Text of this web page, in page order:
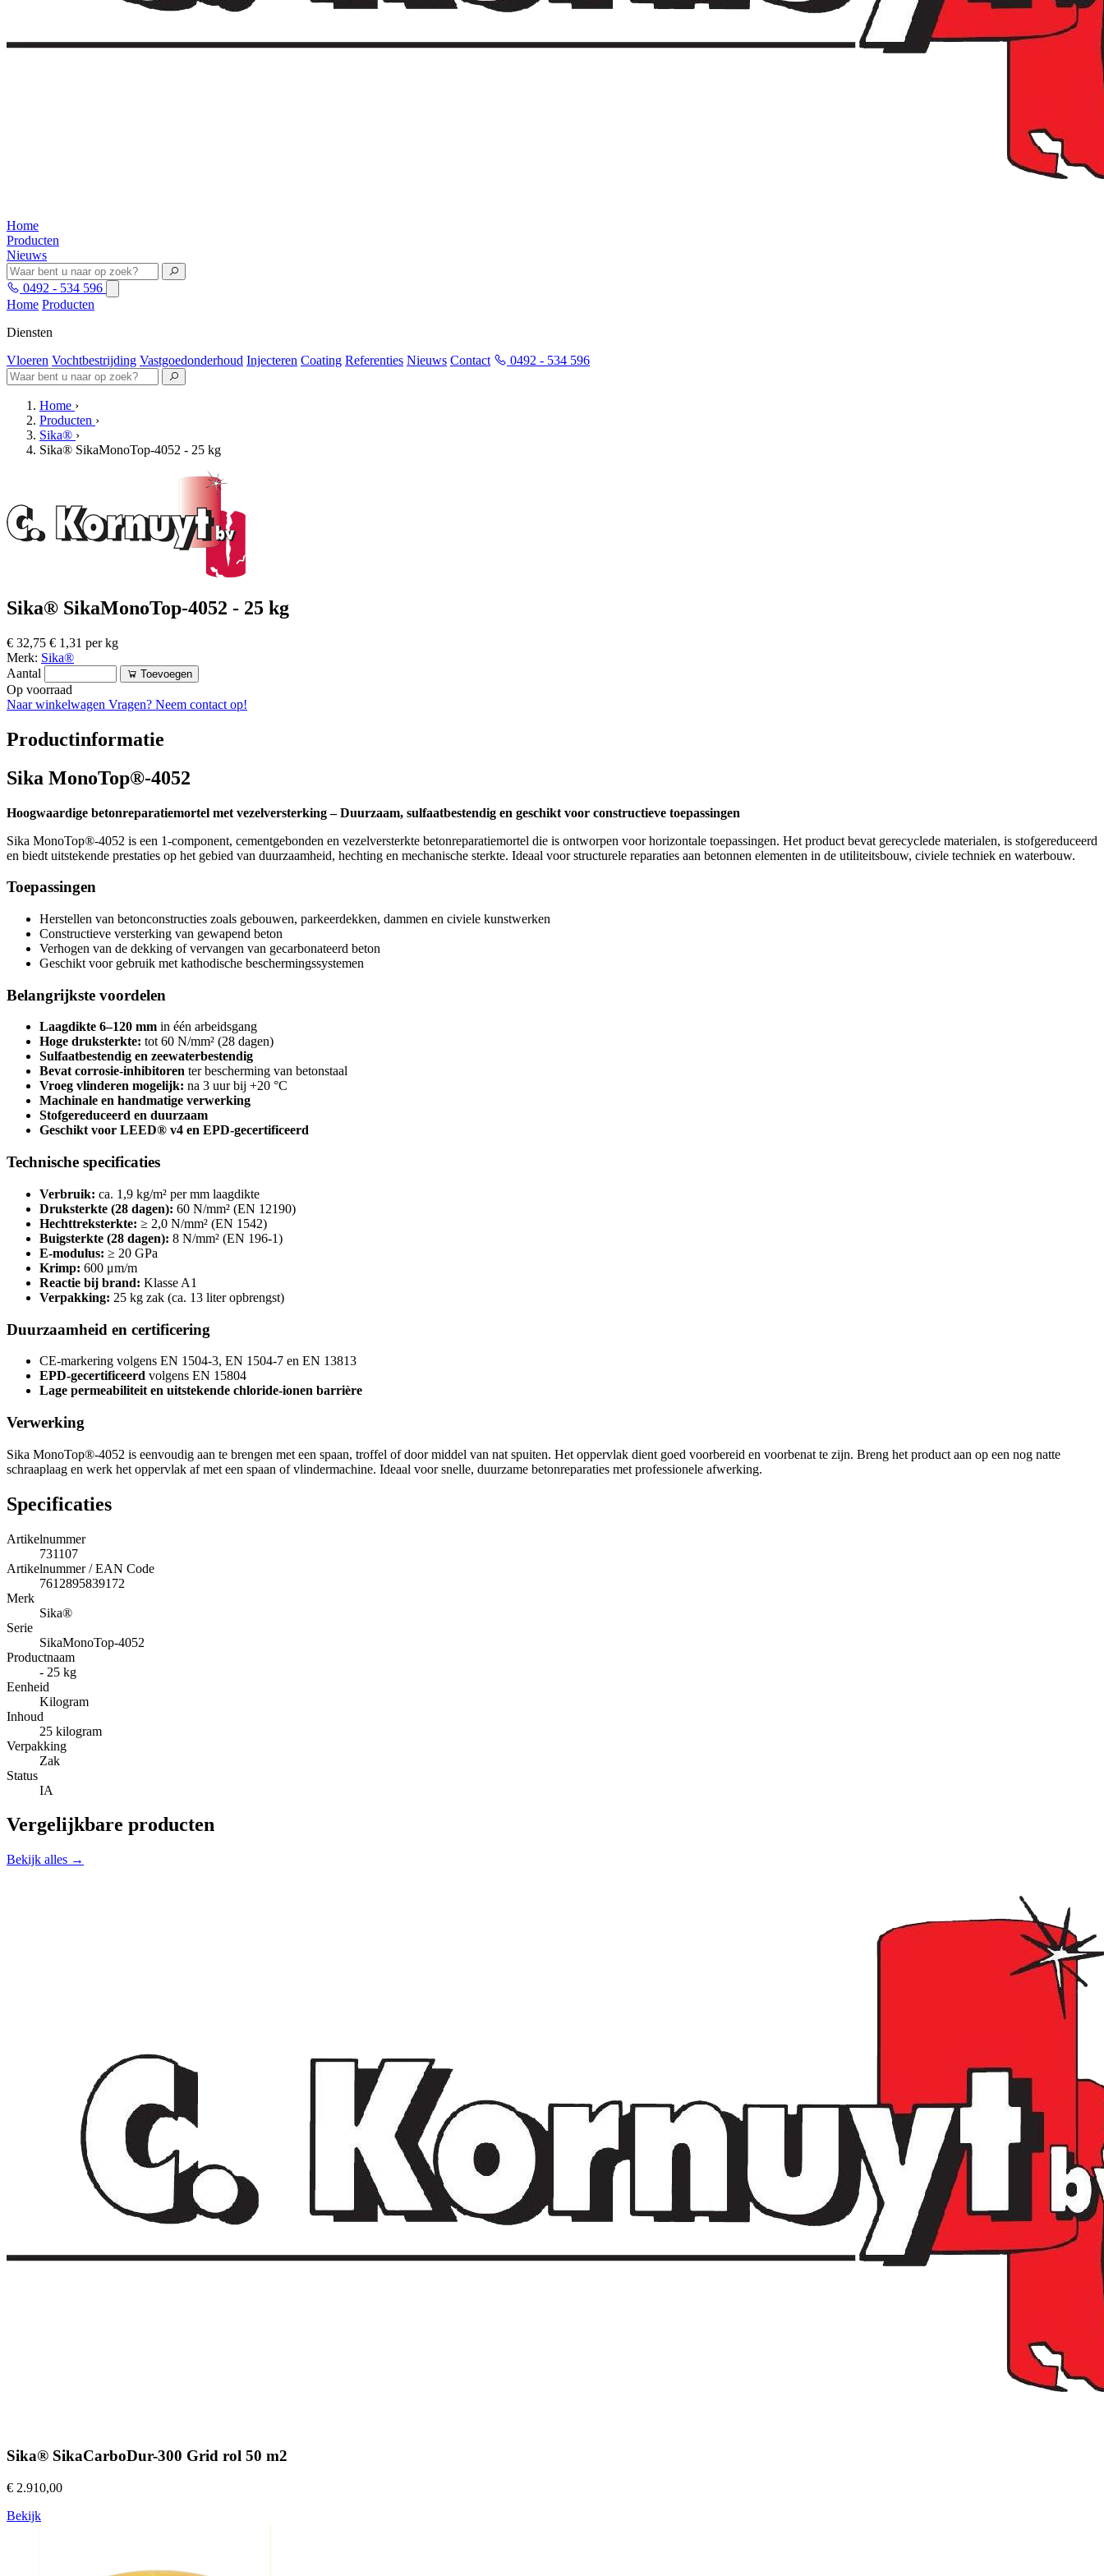
Home
Producten
Nieuws
0492 - 534 596
Home Producten
Diensten
Vloeren Vochtbestrijding Vastgoedonderhoud Injecteren Coating Referenties Nieuws Contact 0492 - 534 596
Home ›
Producten ›
Sika® ›
Sika® SikaMonoTop-4052 - 25 kg
Sika® SikaMonoTop-4052 - 25 kg
€ 32,75 € 1,31 per kg
Merk: Sika®
Aantal
Toevoegen
Op voorraad
Naar winkelwagen Vragen? Neem contact op!
Productinformatie
Sika MonoTop®-4052
Hoogwaardige betonreparatiemortel met vezelversterking – Duurzaam, sulfaatbestendig en geschikt voor constructieve toepassingen
Sika MonoTop®-4052 is een 1-component, cementgebonden en vezelversterkte betonreparatiemortel die is ontworpen voor horizontale toepassingen. Het product bevat gerecyclede materialen, is stofgereduceerd
en biedt uitstekende prestaties op het gebied van duurzaamheid, hechting en mechanische sterkte. Ideaal voor structurele reparaties aan betonnen elementen in de utiliteitsbouw, civiele techniek en waterbouw.
Toepassingen
Herstellen van betonconstructies zoals gebouwen, parkeerdekken, dammen en civiele kunstwerken
Constructieve versterking van gewapend beton
Verhogen van de dekking of vervangen van gecarbonateerd beton
Geschikt voor gebruik met kathodische beschermingssystemen
Belangrijkste voordelen
Laagdikte 6–120 mm in één arbeidsgang
Hoge druksterkte: tot 60 N/mm² (28 dagen)
Sulfaatbestendig en zeewaterbestendig
Bevat corrosie-inhibitoren ter bescherming van betonstaal
Vroeg vlinderen mogelijk: na 3 uur bij +20 °C
Machinale en handmatige verwerking
Stofgereduceerd en duurzaam
Geschikt voor LEED® v4 en EPD-gecertificeerd
Technische specificaties
Verbruik: ca. 1,9 kg/m² per mm laagdikte
Druksterkte (28 dagen): 60 N/mm² (EN 12190)
Hechttreksterkte: ≥ 2,0 N/mm² (EN 1542)
Buigsterkte (28 dagen): 8 N/mm² (EN 196-1)
E-modulus: ≥ 20 GPa
Krimp: 600 μm/m
Reactie bij brand: Klasse A1
Verpakking: 25 kg zak (ca. 13 liter opbrengst)
Duurzaamheid en certificering
CE-markering volgens EN 1504-3, EN 1504-7 en EN 13813
EPD-gecertificeerd volgens EN 15804
Lage permeabiliteit en uitstekende chloride-ionen barrière
Verwerking
Sika MonoTop®-4052 is eenvoudig aan te brengen met een spaan, troffel of door middel van nat spuiten. Het oppervlak dient goed voorbereid en voorbenat te zijn. Breng het product aan op een nog natte
schraaplaag en werk het oppervlak af met een spaan of vlindermachine. Ideaal voor snelle, duurzame betonreparaties met professionele afwerking.
Specificaties
Artikelnummer
731107
Artikelnummer / EAN Code
7612895839172
Merk
Sika®
Serie
SikaMonoTop-4052
Productnaam
- 25 kg
Eenheid
Kilogram
Inhoud
25 kilogram
Verpakking
Zak
Status
IA
Vergelijkbare producten
Bekijk alles →
Sika® SikaCarboDur-300 Grid rol 50 m2
€ 2.910,00
Bekijk